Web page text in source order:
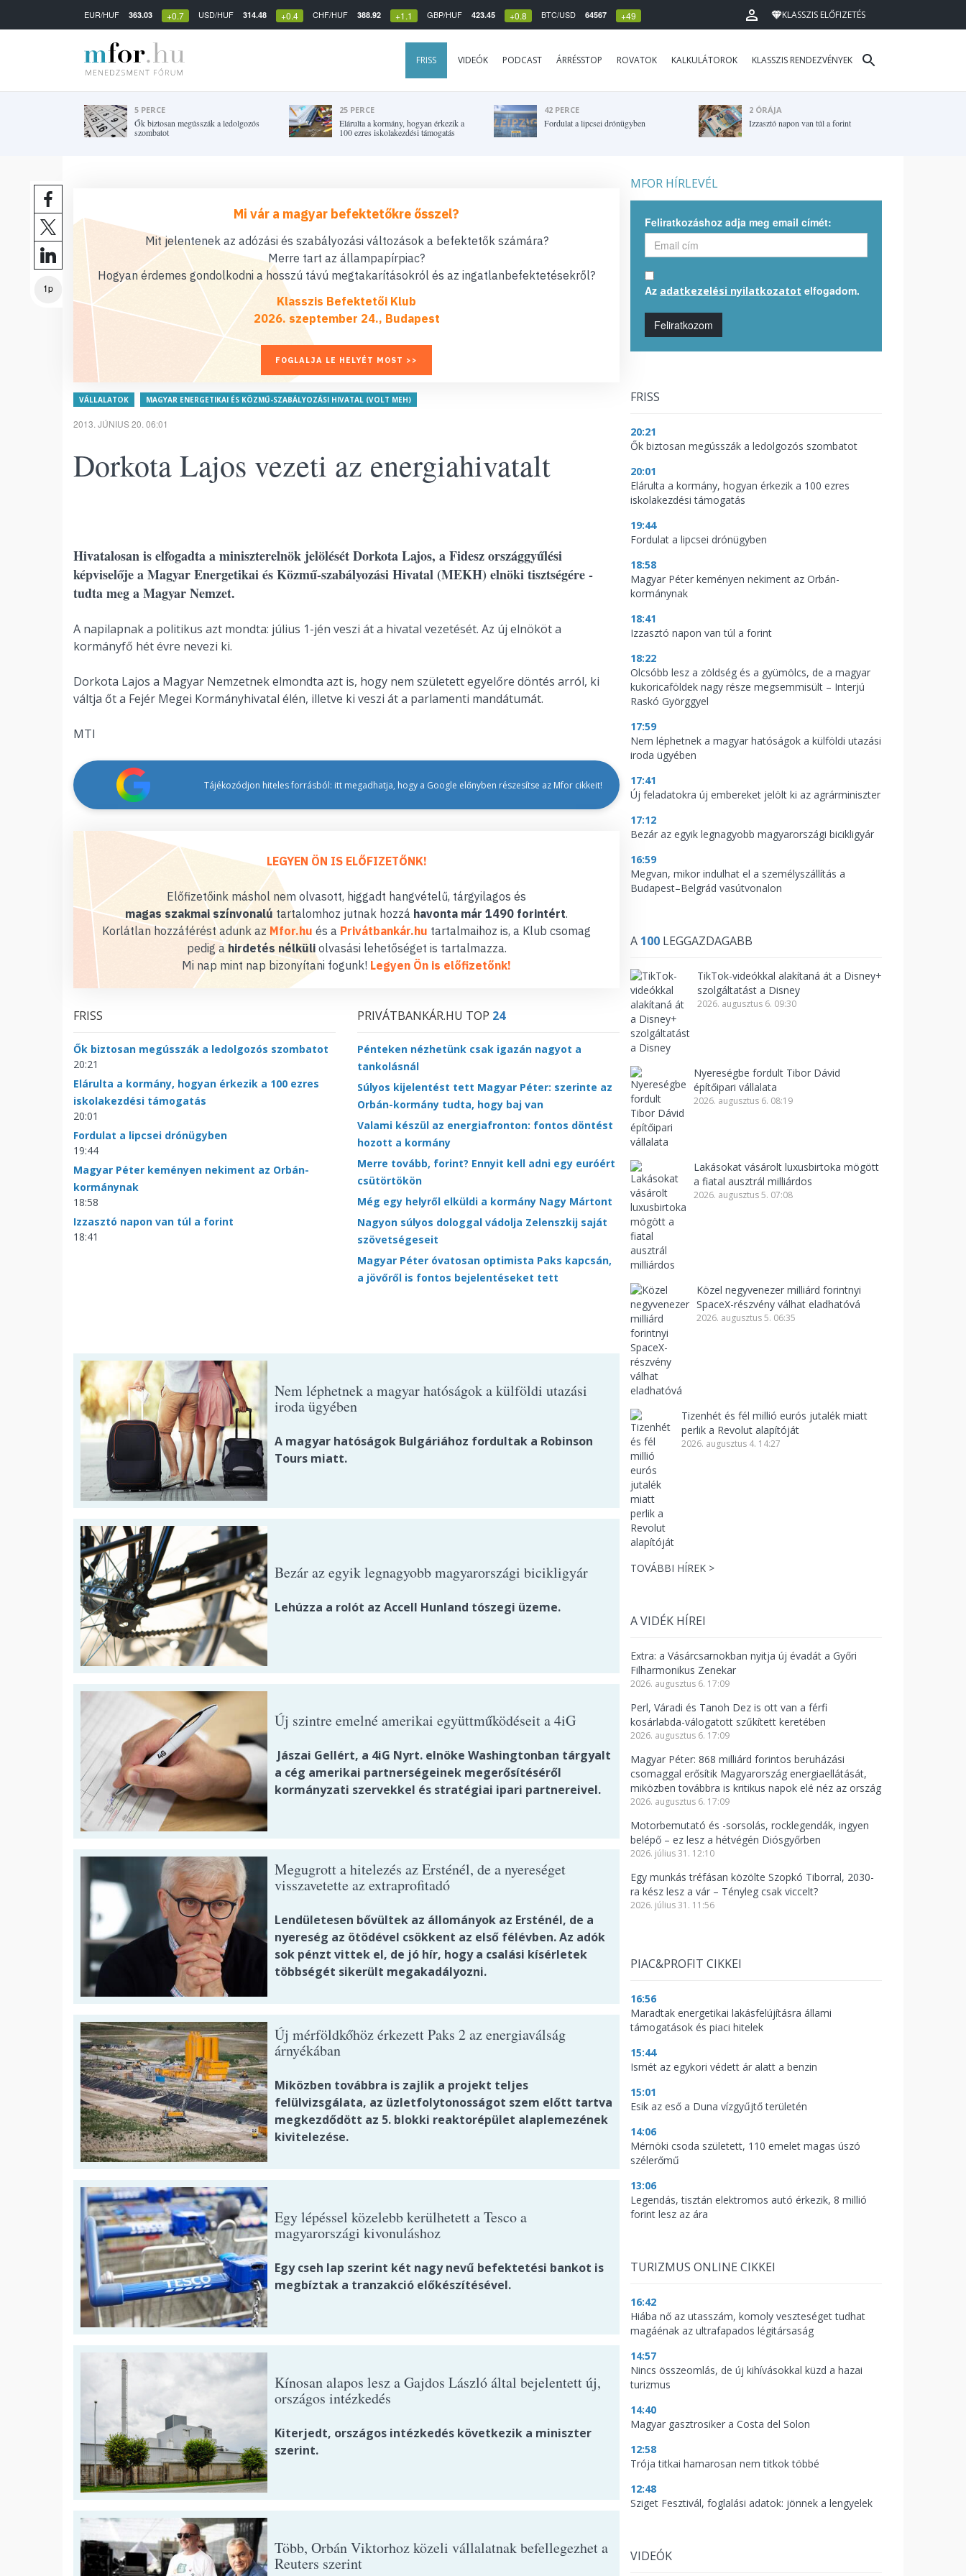
EUR/HUF 363.03 +0.7 USD/HUF 314.48 +0.4 CHF/HUF 388.92 +1.1 GBP/HUF 423.45 +0.8 BTC/USD 64567 +49 KLASSZIS ELŐFIZETÉS
FRISS VIDEÓK PODCAST ÁRRÉSSTOP ROVATOK KALKULÁTOROK KLASSZIS RENDEZVÉNYEK
5 PERCE
Ők biztosan megússzák a ledolgozós
szombatot
25 PERCE
Elárulta a kormány, hogyan érkezik a
100 ezres iskolakezdési támogatás
42 PERCE
Fordulat a lipcsei drónügyben
2 ÓRÁJA
Izzasztó napon van túl a forint
1p
Mi vár a magyar befektetőkre ősszel?
Mit jelentenek az adózási és szabályozási változások a befektetők számára?
Merre tart az állampapírpiac?
Hogyan érdemes gondolkodni a hosszú távú megtakarításokról és az ingatlanbefektetésekről?
Klasszis Befektetői Klub
2026. szeptember 24., Budapest
FOGLALJA LE HELYÉT MOST >>
VÁLLALATOK MAGYAR ENERGETIKAI ÉS KÖZMŰ-SZABÁLYOZÁSI HIVATAL (VOLT MEH)
2013. JÚNIUS 20. 06:01
Dorkota Lajos vezeti az energiahivatalt
Hivatalosan is elfogadta a miniszterelnök jelölését Dorkota Lajos, a Fidesz országgyűlési
képviselője a Magyar Energetikai és Közmű-szabályozási Hivatal (MEKH) elnöki tisztségére -
tudta meg a Magyar Nemzet.
A napilapnak a politikus azt mondta: július 1-jén veszi át a hivatal vezetését. Az új elnököt a
kormányfő hét évre nevezi ki.
Dorkota Lajos a Magyar Nemzetnek elmondta azt is, hogy nem született egyelőre döntés arról, ki
váltja őt a Fejér Megei Kormányhivatal élén, illetve ki veszi át a parlamenti mandátumát.
MTI
Tájékozódjon hiteles forrásból: itt megadhatja, hogy a Google előnyben részesítse az Mfor cikkeit!
LEGYEN ÖN IS ELŐFIZETŐNK!
Előfizetőink máshol nem olvasott, higgadt hangvételű, tárgyilagos és
magas szakmai színvonalú tartalomhoz jutnak hozzá havonta már 1490 forintért.
Korlátlan hozzáférést adunk az Mfor.hu és a Privátbankár.hu tartalmaihoz is, a Klub csomag
pedig ahirdetés nélküliolvasási lehetőséget is tartalmazza.
Mi nap mint nap bizonyítani fogunk! Legyen Ön is előfizetőnk!
FRISS
Ők biztosan megússzák a ledolgozós szombatot
20:21
Elárulta a kormány, hogyan érkezik a 100 ezres
iskolakezdési támogatás
20:01
Fordulat a lipcsei drónügyben
19:44
Magyar Péter keményen nekiment az Orbán-
kormánynak
18:58
Izzasztó napon van túl a forint
18:41
PRIVÁTBANKÁR.HU TOP 24
Pénteken nézhetünk csak igazán nagyot a
tankolásnál
Súlyos kijelentést tett Magyar Péter: szerinte az
Orbán-kormány tudta, hogy baj van
Valami készül az energiafronton: fontos döntést
hozott a kormány
Merre tovább, forint? Ennyit kell adni egy euróért
csütörtökön
Még egy helyről elküldi a kormány Nagy Mártont
Nagyon súlyos dologgal vádolja Zelenszkij saját
szövetségeseit
Magyar Péter óvatosan optimista Paks kapcsán,
a jövőről is fontos bejelentéseket tett
Nem léphetnek a magyar hatóságok a külföldi utazási
iroda ügyében
A magyar hatóságok Bulgáriához fordultak a Robinson
Tours miatt.
Bezár az egyik legnagyobb magyarországi bicikligyár
Lehúzza a rolót az Accell Hunland tószegi üzeme.
Új szintre emelné amerikai együttműködéseit a 4iG
Jászai Gellért, a 4iG Nyrt. elnöke Washingtonban tárgyalt
a cég amerikai partnerségeinek megerősítéséről
kormányzati szervekkel és stratégiai ipari partnereivel.
Megugrott a hitelezés az Ersténél, de a nyereséget
visszavetette az extraprofitadó
Lendületesen bővültek az állományok az Ersténél, de a
nyereség az ötödével csökkent az első félévben. Az adók
sok pénzt vittek el, de jó hír, hogy a csalási kísérletek
többségét sikerült megakadályozni.
Új mérföldkőhöz érkezett Paks 2 az energiaválság
árnyékában
Miközben továbbra is zajlik a projekt teljes
felülvizsgálata, az üzletfolytonosságot szem előtt tartva
megkezdődött az 5. blokki reaktorépület alaplemezének
kivitelezése.
Egy lépéssel közelebb kerülhetett a Tesco a
magyarországi kivonuláshoz
Egy cseh lap szerint két nagy nevű befektetési bankot is
megbíztak a tranzakció előkészítésével.
Kínosan alapos lesz a Gajdos László által bejelentett új,
országos intézkedés
Kiterjedt, országos intézkedés következik a miniszter
szerint.
Több, Orbán Viktorhoz közeli vállalatnak befellegezhet a
Reuters szerint
MFOR HÍRLEVÉL
Feliratkozáshoz adja meg email címét:
Az adatkezelési nyilatkozatot elfogadom.
Feliratkozom
FRISS
20:21
Ők biztosan megússzák a ledolgozós szombatot
20:01
Elárulta a kormány, hogyan érkezik a 100 ezres
iskolakezdési támogatás
19:44
Fordulat a lipcsei drónügyben
18:58
Magyar Péter keményen nekiment az Orbán-
kormánynak
18:41
Izzasztó napon van túl a forint
18:22
Olcsóbb lesz a zöldség és a gyümölcs, de a magyar
kukoricaföldek nagy része megsemmisült – Interjú
Raskó Györggyel
17:59
Nem léphetnek a magyar hatóságok a külföldi utazási
iroda ügyében
17:41
Új feladatokra új embereket jelölt ki az agrárminiszter
17:12
Bezár az egyik legnagyobb magyarországi bicikligyár
16:59
Megvan, mikor indulhat el a személyszállítás a
Budapest–Belgrád vasútvonalon
A 100 LEGGAZDAGABB
TikTok-videókkal alakítaná át a Disney+
szolgáltatást a Disney
2026. augusztus 6. 09:30
Nyereségbe fordult Tibor Dávid
építőipari vállalata
2026. augusztus 6. 08:19
Lakásokat vásárolt luxusbirtoka mögött
a fiatal ausztrál milliárdos
2026. augusztus 5. 07:08
Közel negyvenezer milliárd forintnyi
SpaceX-részvény válhat eladhatóvá
2026. augusztus 5. 06:35
Tizenhét és fél millió eurós jutalék miatt
perlik a Revolut alapítóját
2026. augusztus 4. 14:27
TOVÁBBI HÍREK >
A VIDÉK HÍREI
Extra: a Vásárcsarnokban nyitja új évadát a Győri
Filharmonikus Zenekar
2026. augusztus 6. 17:09
Perl, Váradi és Tanoh Dez is ott van a férfi
kosárlabda-válogatott szűkített keretében
2026. augusztus 6. 17:09
Magyar Péter: 868 milliárd forintos beruházási
csomaggal erősítik Magyarország energiaellátását,
miközben továbbra is kritikus napok elé néz az ország
2026. augusztus 6. 17:09
Motorbemutató és -sorsolás, rocklegendák, ingyen
belépő – ez lesz a hétvégén Diósgyőrben
2026. július 31. 12:10
Egy munkás tréfásan közölte Szopkó Tiborral, 2030-
ra kész lesz a vár – Tényleg csak viccelt?
2026. július 31. 11:56
PIAC&PROFIT CIKKEI
16:56
Maradtak energetikai lakásfelújításra állami
támogatások és piaci hitelek
15:44
Ismét az egykori védett ár alatt a benzin
15:01
Esik az eső a Duna vízgyűjtő területén
14:06
Mérnöki csoda született, 110 emelet magas úszó
szélerőmű
13:06
Legendás, tisztán elektromos autó érkezik, 8 millió
forint lesz az ára
TURIZMUS ONLINE CIKKEI
16:42
Hiába nő az utasszám, komoly veszteséget tudhat
magáénak az ultrafapados légitársaság
14:57
Nincs összeomlás, de új kihívásokkal küzd a hazai
turizmus
14:40
Magyar gasztrosiker a Costa del Solon
12:58
Trója titkai hamarosan nem titkok többé
12:48
Sziget Fesztivál, foglalási adatok: jönnek a lengyelek
VIDEÓK